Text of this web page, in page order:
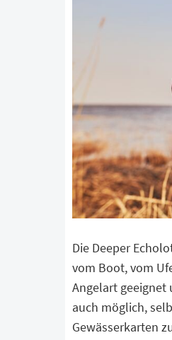
Die Deeper
vom Boot, vom
Angelart geeignet
auch möglich,
Gewässerkarten